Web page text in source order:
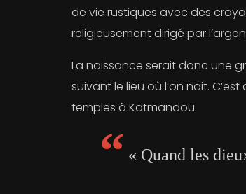
de vie rustiques avec des
religieusement dirigé par
La naissance serait donc une
suivant le lieu où l’on nait.
temples à Katmandou.
« Quand les